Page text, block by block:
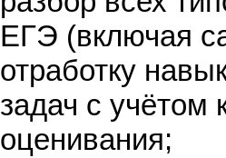
ЕГЭ (включая
отработку
задач с учётом
оценивания;